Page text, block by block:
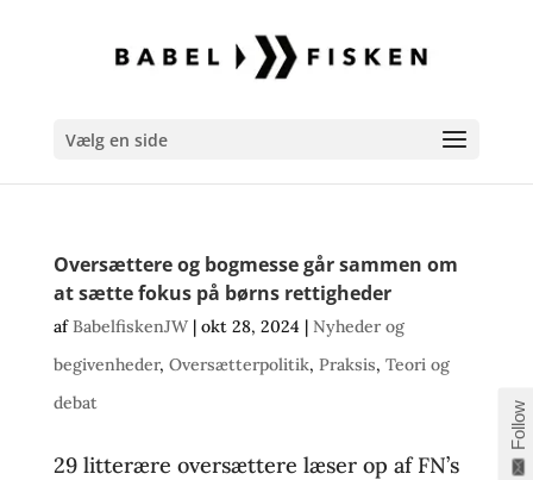
Vælg en side
Oversættere og bogmesse går sammen om
at sætte fokus på børns rettigheder
afBabelfiskenJW| okt 28, 2024 | Nyheder og
begivenheder, Oversætterpolitik, Praksis, Teori og
debat
29 litterære oversættere læser op af FN’s
Follow